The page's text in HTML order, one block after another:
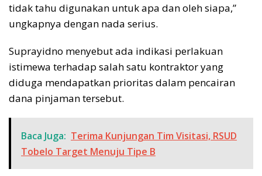
tidak tahu digunakan untuk apa dan oleh siapa,”
ungkapnya dengan nada serius.
Suprayidno menyebut ada indikasi perlakuan
istimewa terhadap salah satu kontraktor yang
diduga mendapatkan prioritas dalam pencairan
dana pinjaman tersebut.
Baca Juga: Terima Kunjungan Tim Visitasi, RSUD
Tobelo Target Menuju Tipe B